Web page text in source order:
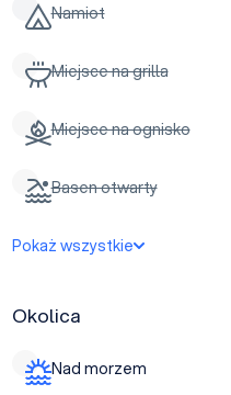
Namiot
Miejsce na grilla
Miejsce na ognisko
Basen otwarty
Pokaż wszystkie
Okolica
Nad morzem